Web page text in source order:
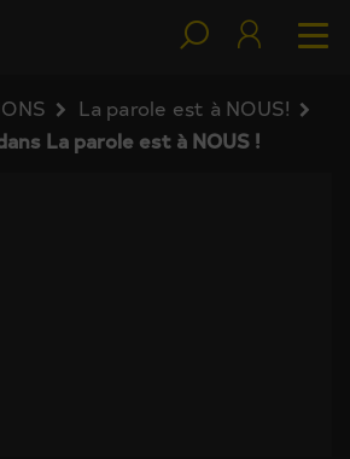
La parole est à NOUS!
La parole est à NOUS !